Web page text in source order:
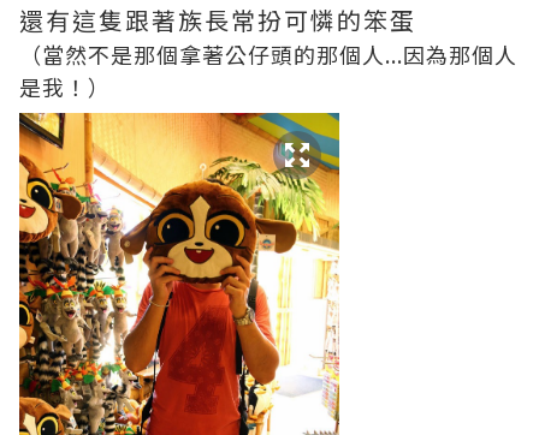
還有這隻跟著族長常扮可憐的笨蛋
（當然不是那個拿著公仔頭的那個人...因為那個人
是我！）